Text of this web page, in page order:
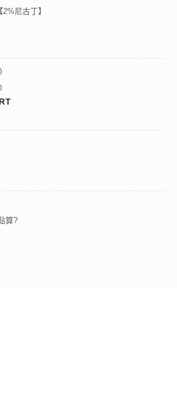
尼古丁】
算?